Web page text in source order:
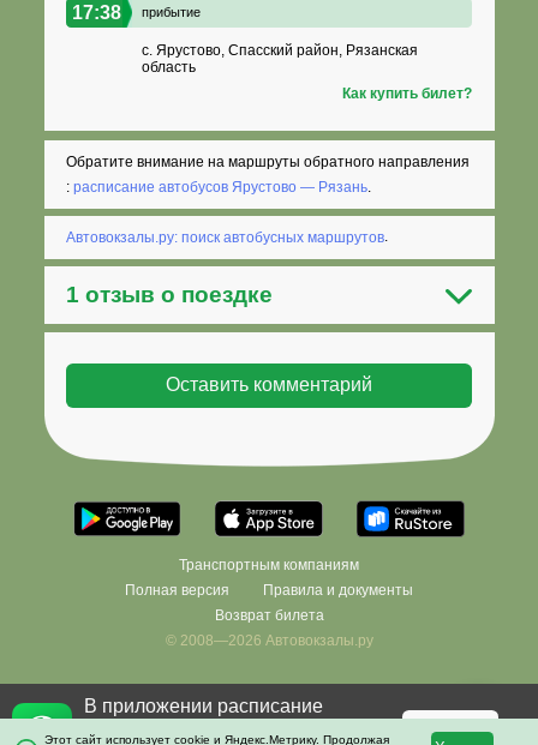
17:38 прибытие
с. Ярустово, Спасский район, Рязанская
область
Как купить билет?
Обратите внимание на маршруты обратного направления
:расписание автобусов Ярустово — Рязань
Автовокзалы.ру: поиск автобусных маршрутов.
1 отзыв о поездке
Фильтровать
Транспортным компаниям
Полная версия
Правила и документы
Возврат билета
© 2008—2026 Автовокзалы.ру
Этот сайт использует cookie и Яндекс.Метрику. Продолжая
В приложении расписание
останется с вами даже без
Скачать